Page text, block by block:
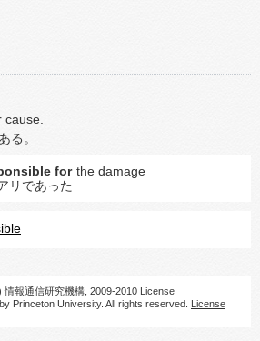
る。
for the damage
リであった
情報通信研究機構, 2009-2010 License
Princeton University. All rights reserved. License